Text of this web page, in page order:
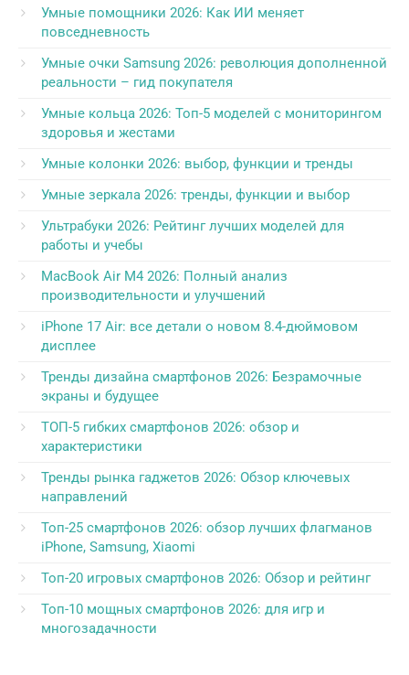
Умные помощники 2026: Как ИИ меняет
повседневность
Умные очки Samsung 2026: революция дополненной
реальности – гид покупателя
Умные кольца 2026: Топ-5 моделей с мониторингом
здоровья и жестами
Умные колонки 2026: выбор, функции и тренды
Умные зеркала 2026: тренды, функции и выбор
Ультрабуки 2026: Рейтинг лучших моделей для
работы и учебы
MacBook Air M4 2026: Полный анализ
производительности и улучшений
iPhone 17 Air: все детали о новом 8.4-дюймовом
дисплее
Тренды дизайна смартфонов 2026: Безрамочные
экраны и будущее
ТОП-5 гибких смартфонов 2026: обзор и
характеристики
Тренды рынка гаджетов 2026: Обзор ключевых
направлений
Топ-25 смартфонов 2026: обзор лучших флагманов
iPhone, Samsung, Xiaomi
Топ-20 игровых смартфонов 2026: Обзор и рейтинг
Топ-10 мощных смартфонов 2026: для игр и
многозадачности